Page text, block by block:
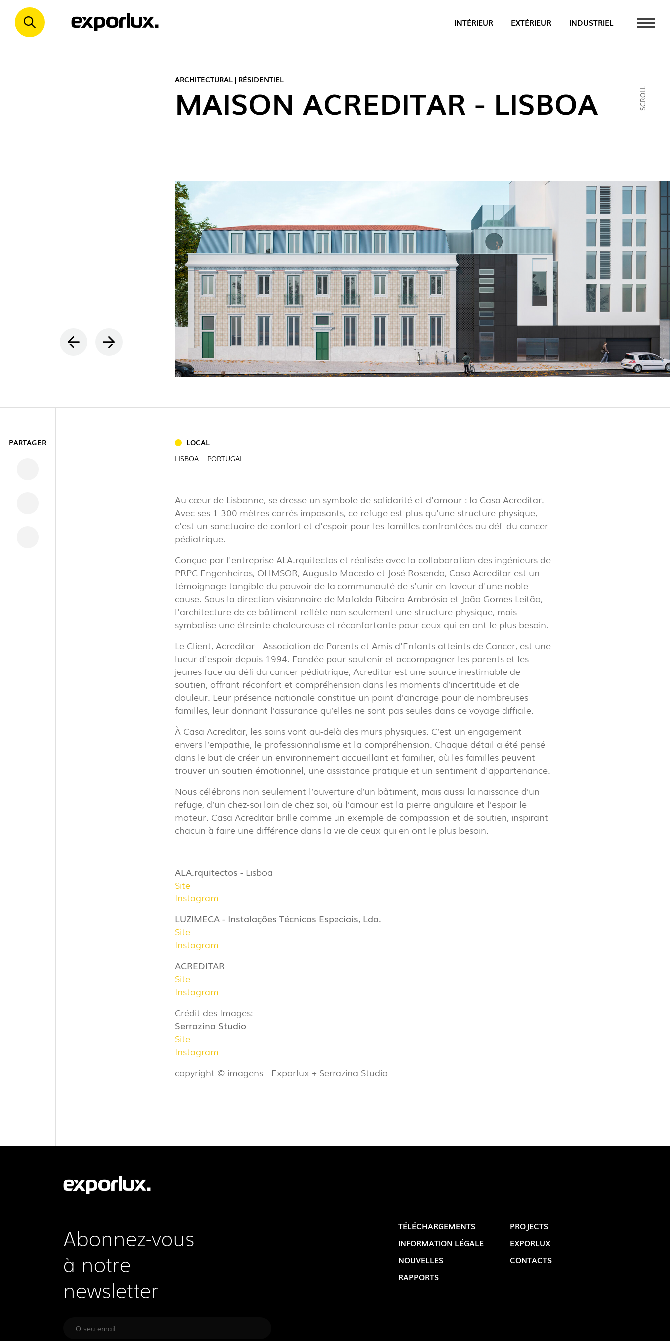
INTÉRIEUR EXTÉRIEUR INDUSTRIEL
INTÉRIEUR (86)
EXTÉRIEUR (22)
INDUSTRIEL (7)
PROJECTS
EXPORLUX
CONTACTS
ACTUALITÉS
EXPORLUX @ Q31 ÉCLAIRAGE DE
BÂTIMENT – ​​QUINTA DA FONTE
PAVILLON DU PORTUGAL
TOWER @ DESIGN EM SÃO BENTO
LOLIPOP @ BOSTON MAGAZINE
ARCHITECTURAL | RÉSIDENTIEL
MAISON ACREDITAR - LISBOA SCROLL
PARTAGER
LOCAL
LISBOA | PORTUGAL
Au cœur de Lisbonne, se dresse un symbole de solidarité et d'amour : la Casa Acreditar.
Avec ses 1 300 mètres carrés imposants, ce refuge est plus qu'une structure physique,
c'est un sanctuaire de confort et d'espoir pour les familles confrontées au défi du cancer
pédiatrique.
Conçue par l'entreprise ALA.rquitectos et réalisée avec la collaboration des ingénieurs de
PRPC Engenheiros, OHMSOR, Augusto Macedo et José Rosendo, Casa Acreditar est un
témoignage tangible du pouvoir de la communauté de s'unir en faveur d'une noble
cause. Sous la direction visionnaire de Mafalda Ribeiro Ambrósio et João Gomes Leitão,
l'architecture de ce bâtiment reflète non seulement une structure physique, mais
symbolise une étreinte chaleureuse et réconfortante pour ceux qui en ont le plus besoin.
Le Client, Acreditar - Association de Parents et Amis d'Enfants atteints de Cancer, est une
lueur d'espoir depuis 1994. Fondée pour soutenir et accompagner les parents et les
jeunes face au défi du cancer pédiatrique, Acreditar est une source inestimable de
soutien, offrant réconfort et compréhension dans les moments d’incertitude et de
douleur. Leur présence nationale constitue un point d’ancrage pour de nombreuses
familles, leur donnant l’assurance qu’elles ne sont pas seules dans ce voyage difficile.
À Casa Acreditar, les soins vont au-delà des murs physiques. C’est un engagement
envers l’empathie, le professionnalisme et la compréhension. Chaque détail a été pensé
dans le but de créer un environnement accueillant et familier, où les familles peuvent
trouver un soutien émotionnel, une assistance pratique et un sentiment d'appartenance.
Nous célébrons non seulement l’ouverture d’un bâtiment, mais aussi la naissance d’un
refuge, d’un chez-soi loin de chez soi, où l’amour est la pierre angulaire et l’espoir le
moteur. Casa Acreditar brille comme un exemple de compassion et de soutien, inspirant
chacun à faire une différence dans la vie de ceux qui en ont le plus besoin.
ALA.rquitectos - Lisboa
Site
Instagram
LUZIMECA - Instalações Técnicas Especiais, Lda.
Site
Instagram
ACREDITAR
Site
Instagram
Crédit des Images:
Serrazina Studio
Site
Instagram
copyright © imagens - Exporlux + Serrazina Studio
Abonnez-vous
à notre
newsletter
TÉLÉCHARGEMENTS
PROJECTS
INFORMATION LÉGALE
EXPORLUX
NOUVELLES
CONTACTS
RAPPORTS